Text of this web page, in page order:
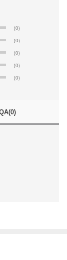
(0)
(0)
(0)
(0)
(0)
(0)